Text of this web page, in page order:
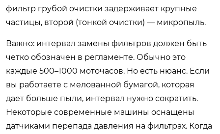
фильтр грубой очистки задерживает крупные
частицы, второй (тонкой очистки) — микропыль.
Важно: интервал замены фильтров должен быть
четко обозначен в регламенте. Обычно это
каждые 500–1000 моточасов. Но есть нюанс. Если
вы работаете с мелованной бумагой, которая
дает больше пыли, интервал нужно сократить.
Некоторые современные машины оснащены
датчиками перепада давления на фильтрах. Когда